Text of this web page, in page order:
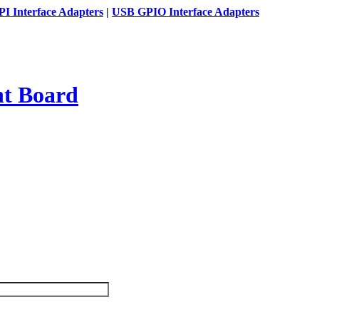
Interface Adapters | USB GPIO Interface Adapters
Board